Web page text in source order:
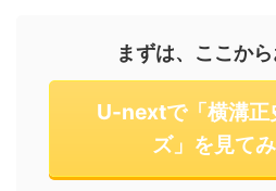
まずは、ここか
U-nextで「横溝正
ズ」を見て